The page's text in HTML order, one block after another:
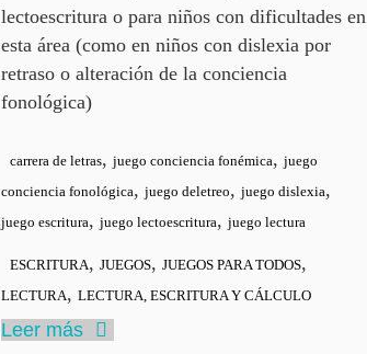
lectoescritura o para niños con dificultades en
esta área (como en niños con dislexia por
retraso o alteración de la conciencia
fonológica)
carrera de letras, juego conciencia fonémica, juego
conciencia fonológica, juego deletreo, juego dislexia,
juego escritura, juego lectoescritura, juego lectura
ESCRITURA, JUEGOS, JUEGOS PARA TODOS,
LECTURA, LECTURA, ESCRITURA Y CÁLCULO
Leer más